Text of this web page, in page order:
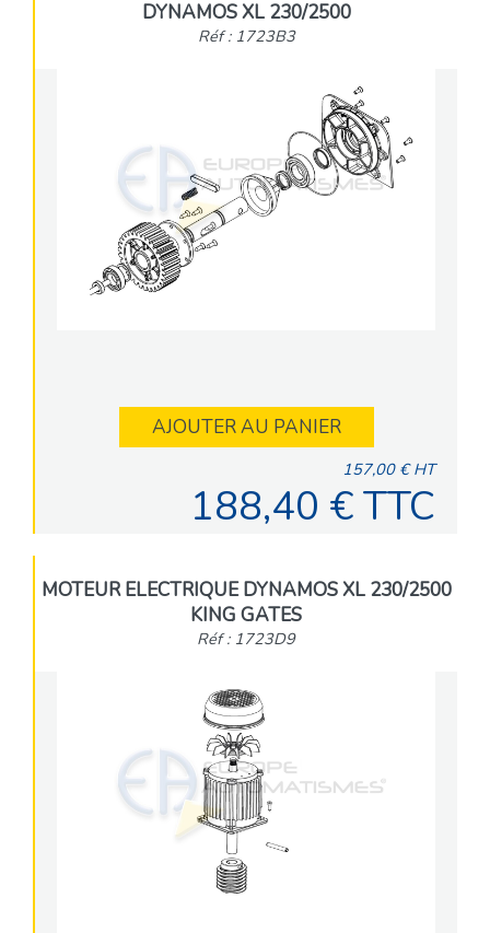
DYNAMOS XL 230/2500
Réf : 1723B3
AJOUTER AU PANIER
157,00 € HT
188,40 € TTC
MOTEUR ELECTRIQUE DYNAMOS XL 230/2500
KING GATES
Réf : 1723D9